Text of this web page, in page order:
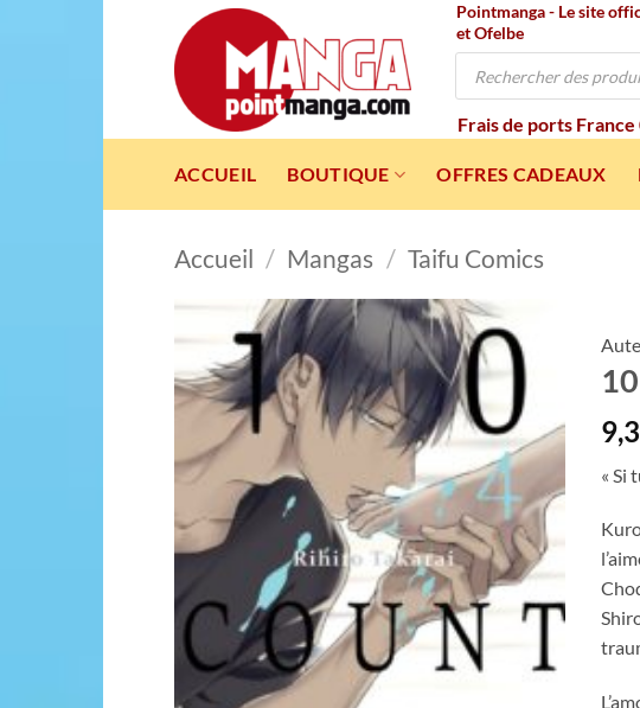
Pointmanga - Le site
et Ofelbe
Recherche
Frais de ports
ACCUEIL BOUTIQUE OFFRES CADEAUX
Accueil / Mangas / Taifu Comics
Ajouter
à la
wishlist
« Si